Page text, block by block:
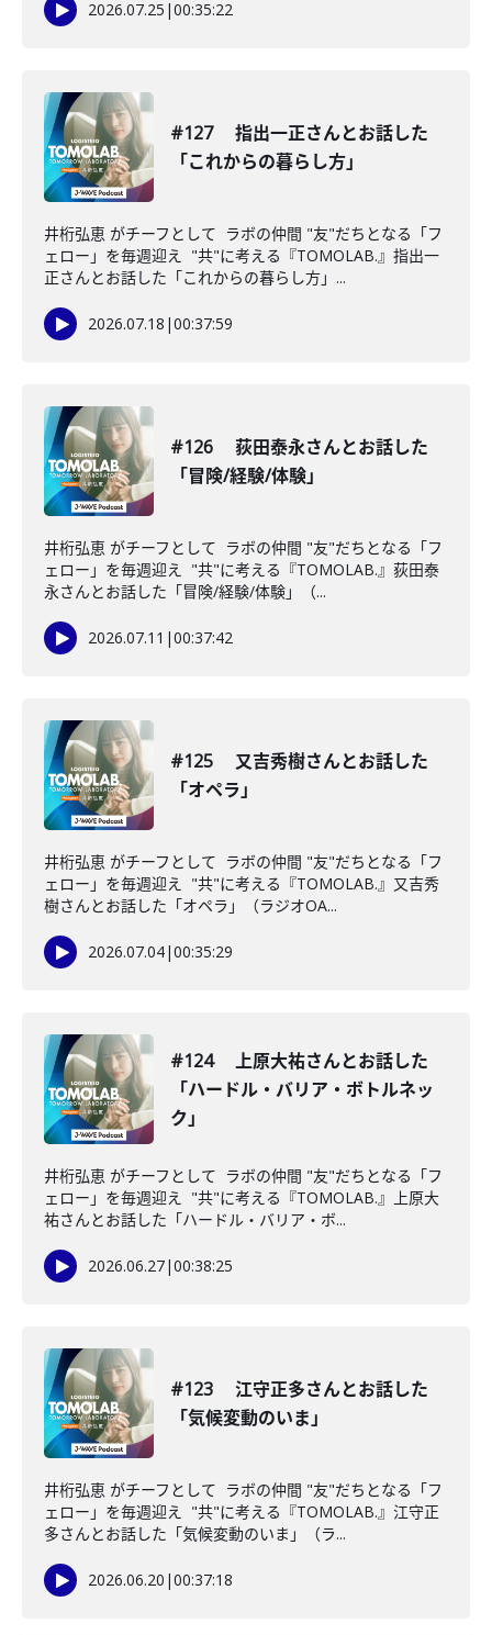
2026.07.25 |00:35:22
#127 指出一正さんとお話した
「これからの暮らし方」
井桁弘恵 がチーフとして ラボの仲間 "友"だちとなる「フ
ェロー」を毎週迎え "共"に考える『TOMOLAB.』指出一
正さんとお話した「これからの暮らし方」...
2026.07.18 |00:37:59
#126 荻田泰永さんとお話した
「冒険/経験/体験」
井桁弘恵 がチーフとして ラボの仲間 "友"だちとなる「フ
ェロー」を毎週迎え "共"に考える『TOMOLAB.』荻田泰
永さんとお話した「冒険/経験/体験」（...
2026.07.11 |00:37:42
#125 又吉秀樹さんとお話した
「オペラ」
井桁弘恵 がチーフとして ラボの仲間 "友"だちとなる「フ
ェロー」を毎週迎え "共"に考える『TOMOLAB.』又吉秀
樹さんとお話した「オペラ」（ラジオOA...
2026.07.04|00:35:29
#124 上原大祐さんとお話した
「ハードル・バリア・ボトルネッ
ク」
井桁弘恵 がチーフとして ラボの仲間 "友"だちとなる「フ
ェロー」を毎週迎え "共"に考える『TOMOLAB.』上原大
祐さんとお話した「ハードル・バリア・ボ...
2026.06.27|00:38:25
#123 江守正多さんとお話した
「気候変動のいま」
井桁弘恵 がチーフとして ラボの仲間 "友"だちとなる「フ
ェロー」を毎週迎え "共"に考える『TOMOLAB.』江守正
多さんとお話した「気候変動のいま」（ラ...
2026.06.20 |00:37:18